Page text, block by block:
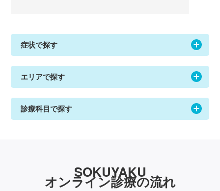
症状で探す
エリアで探す
診療科目で探す
SOKUYAKU
オンライン診療の流れ